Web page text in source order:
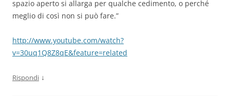
spazio aperto si allarga per qualche cedimento, o perché
meglio di così non si può fare.”
http://www.youtube.com/watch?
v=30uq1Q8Z8qE&feature=related
Rispondi ↓